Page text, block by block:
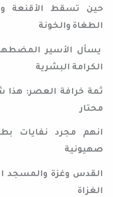
حين تسقط الأقنعة
الطغاة والخونة
يسأل الأسير
الكرامة البشرية
ثمة خرافة العصر:
محتار
انهم مجرد نفايات
صهيونية
القدس وغزة والمسجد
الغزاة